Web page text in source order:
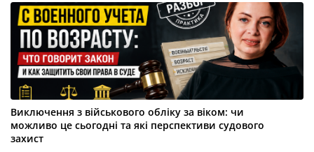
Виключення з військового обліку за віком: чи
можливо це сьогодні та які перспективи судового
захист